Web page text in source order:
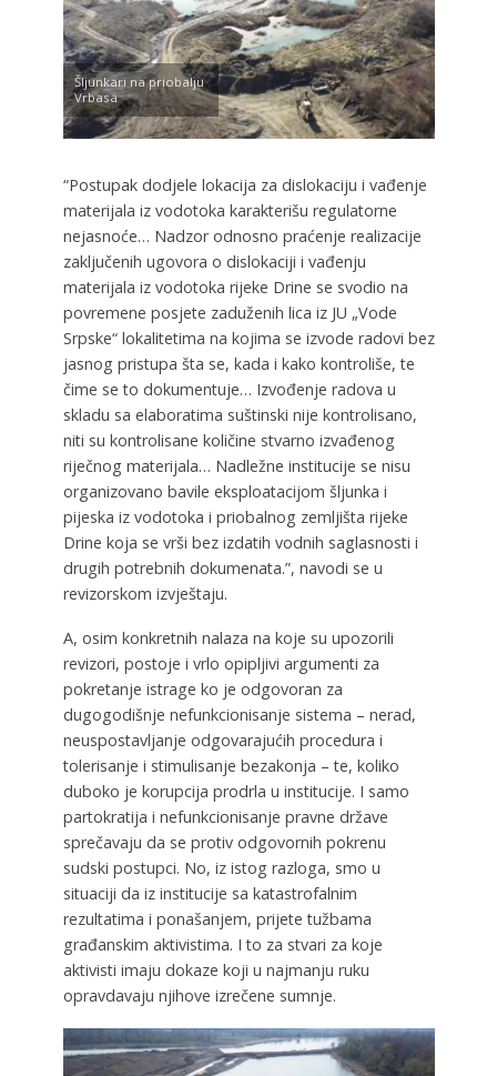
Šljunkari na priobalju
Vrbasa
“Postupak dodjele lokacija za dislokaciju i vađenje
materijala iz vodotoka karakterišu regulatorne
nejasnoće… Nadzor odnosno praćenje realizacije
zaključenih ugovora o dislokaciji i vađenju
materijala iz vodotoka rijeke Drine se svodio na
povremene posjete zaduženih lica iz JU „Vode
Srpske“ lokalitetima na kojima se izvode radovi bez
jasnog pristupa šta se, kada i kako kontroliše, te
čime se to dokumentuje… Izvođenje radova u
skladu sa elaboratima suštinski nije kontrolisano,
niti su kontrolisane količine stvarno izvađenog
riječnog materijala… Nadležne institucije se nisu
organizovano bavile eksploatacijom šljunka i
pijeska iz vodotoka i priobalnog zemljišta rijeke
Drine koja se vrši bez izdatih vodnih saglasnosti i
drugih potrebnih dokumenata.”, navodi se u
revizorskom izvještaju.
A, osim konkretnih nalaza na koje su upozorili
revizori, postoje i vrlo opipljivi argumenti za
pokretanje istrage ko je odgovoran za
dugogodišnje nefunkcionisanje sistema – nerad,
neuspostavljanje odgovarajućih procedura i
tolerisanje i stimulisanje bezakonja – te, koliko
duboko je korupcija prodrla u institucije. I samo
partokratija i nefunkcionisanje pravne države
sprečavaju da se protiv odgovornih pokrenu
sudski postupci. No, iz istog razloga, smo u
situaciji da iz institucije sa katastrofalnim
rezultatima i ponašanjem, prijete tužbama
građanskim aktivistima. I to za stvari za koje
aktivisti imaju dokaze koji u najmanju ruku
opravdavaju njihove izrečene sumnje.